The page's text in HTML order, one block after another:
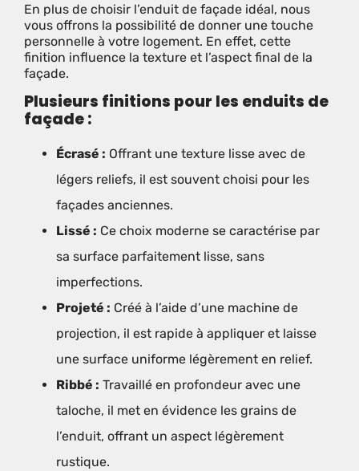
En plus de choisir l’enduit de façade idéal, nous
vous offrons la possibilité de donner une touche
personnelle à votre logement. En effet, cette
finition influence la texture et l’aspect final de la
façade.
Plusieurs finitions pour les enduits de
façade :
Écrasé : Offrant une texture lisse avec de
légers reliefs, il est souvent choisi pour les
façades anciennes.
Lissé : Ce choix moderne se caractérise par
sa surface parfaitement lisse, sans
imperfections.
Projeté : Créé à l’aide d’une machine de
projection, il est rapide à appliquer et laisse
une surface uniforme légèrement en relief.
Ribbé : Travaillé en profondeur avec une
taloche, il met en évidence les grains de
l’enduit, offrant un aspect légèrement
rustique.